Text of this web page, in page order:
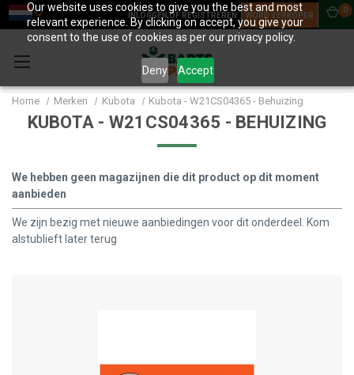
Our website uses cookies to give you the best and most
relevant experience. By clicking on accept, you give your
consent to the use of cookies as per our privacy policy.
Deny Accept
INLOGGEN OF REGISTREREN WORD VERKOPER
0
Home Merken Kubota Kubota - W21CS04365 - Behuizing
KUBOTA - W21CS04365 - BEHUIZING
We hebben geen magazijnen die dit product op dit moment
aanbieden
We zijn bezig met nieuwe aanbiedingen voor dit onderdeel. Kom
alstublieft later terug